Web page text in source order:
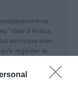
ne
cher à Airbus,
de risque avec
regarder le
par exemple
avec çà et